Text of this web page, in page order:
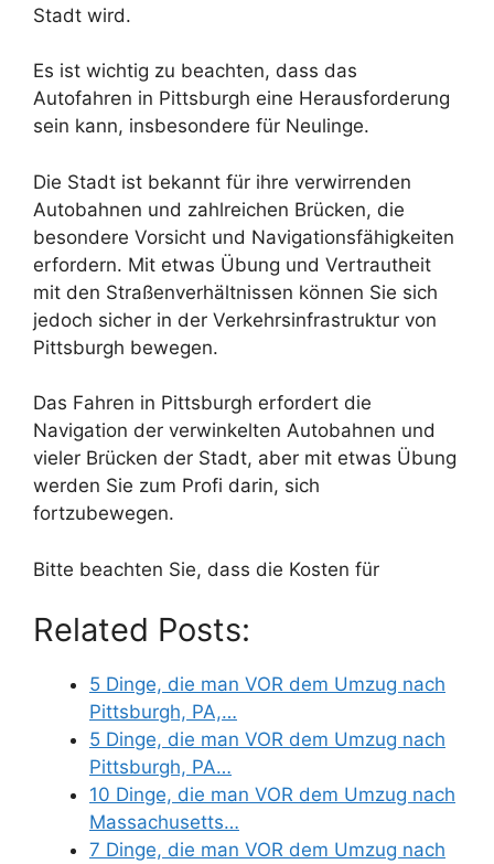
Stadt wird.
Es ist wichtig zu beachten, dass das
Autofahren in Pittsburgh eine Herausforderung
sein kann, insbesondere für Neulinge.
Die Stadt ist bekannt für ihre verwirrenden
Autobahnen und zahlreichen Brücken, die
besondere Vorsicht und Navigationsfähigkeiten
erfordern. Mit etwas Übung und Vertrautheit
mit den Straßenverhältnissen können Sie sich
jedoch sicher in der Verkehrsinfrastruktur von
Pittsburgh bewegen.
Das Fahren in Pittsburgh erfordert die
Navigation der verwinkelten Autobahnen und
vieler Brücken der Stadt, aber mit etwas Übung
werden Sie zum Profi darin, sich
fortzubewegen.
Bitte beachten Sie, dass die Kosten für
Related Posts:
5 Dinge, die man VOR dem Umzug nach
Pittsburgh, PA,…
5 Dinge, die man VOR dem Umzug nach
Pittsburgh, PA…
10 Dinge, die man VOR dem Umzug nach
Massachusetts…
7 Dinge, die man VOR dem Umzug nach